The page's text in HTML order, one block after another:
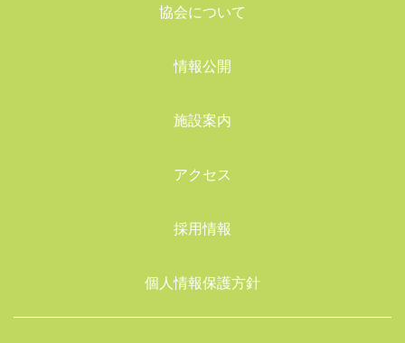
協会について
情報公開
施設案内
アクセス
採用情報
個人情報保護方針